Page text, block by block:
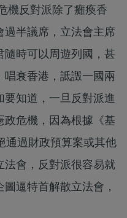
機反對派除了癱瘓香
半議席，立法會主席
時可以周遊列國，甚
衰香港，詆譭一國兩
知道，一旦反對派進
危機，因為根據《基
通過財政預算案或其他
法會，反對派很容易就
逼特首解散立法會，